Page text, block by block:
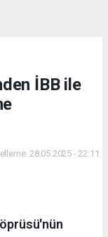
İBB ile
28.05.2025 - 22:11